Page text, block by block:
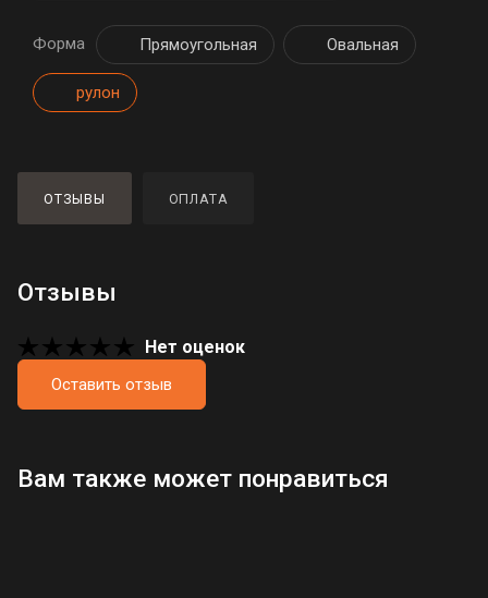
Форма Прямоугольная Овальная
рулон
ОТЗЫВЫ ОПЛАТА
Отзывы
Нет оценок
Оставить отзыв
Загрузка отзывов...
Вам также может понравиться